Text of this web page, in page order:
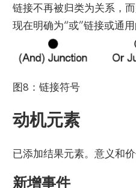
链接不再被归类为关系，
现在明确为“或”链接或通用
图8：链接符号
动机元素
已添加结果元素。意义和
新增事件